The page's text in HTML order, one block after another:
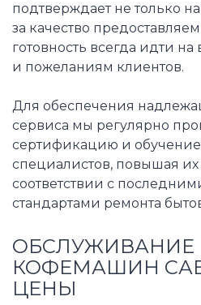
подтверждает не только
за качество
готовность всегда идти
и пожеланиям клиентов.
Для обеспечения
сервиса мы регулярно
сертификацию и
специалистов, повышая
соответствии с
стандартами ремонта
ОБСЛУЖИВАНИЕ
КОФЕМАШИН
ЦЕНЫ